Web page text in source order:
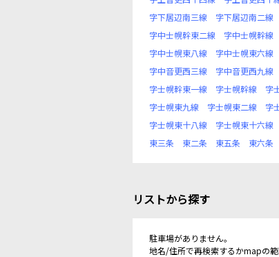
字下居辺南三線
字下居辺南二線
字中士幌幹東二線
字中士幌幹線
字中士幌東八線
字中士幌東六線
字中音更西三線
字中音更西九線
字士幌幹東一線
字士幌幹線 字
字士幌東九線
字士幌東二線 字
字士幌東十八線
字士幌東十六線
東三条
東二条 東五条 東六条
リストから探す
駐車場がありません。
地名/住所で再検索するかmapの範